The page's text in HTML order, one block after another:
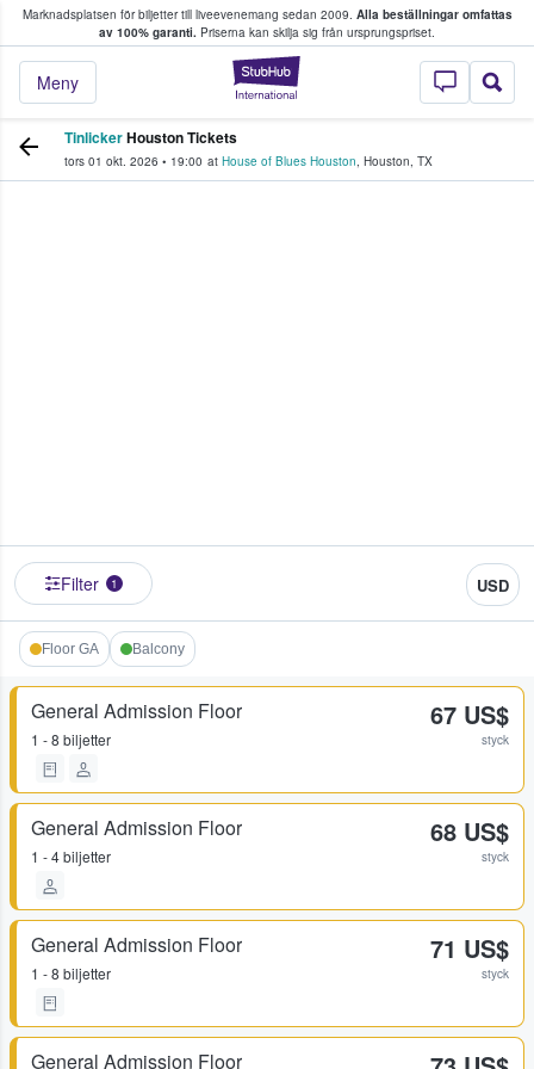
Marknadsplatsen för biljetter till liveevenemang sedan 2009. Alla beställningar omfattas
av 100% garanti. Priserna kan skilja sig från ursprungspriset.
StubHub – där
Meny
köper och säljer biljetter.
TinlickerHouston Tickets
tors 01 okt. 2026 • 19:00 at House of Blues Houston, Houston, TX
Filter 1 USD
Floor GA Balcony
General Admission Floor
1 - 8 biljetter
67 US$
styck
General Admission Floor
1 - 4 biljetter
68 US$
styck
General Admission Floor
1 - 8 biljetter
71 US$
styck
General Admission Floor